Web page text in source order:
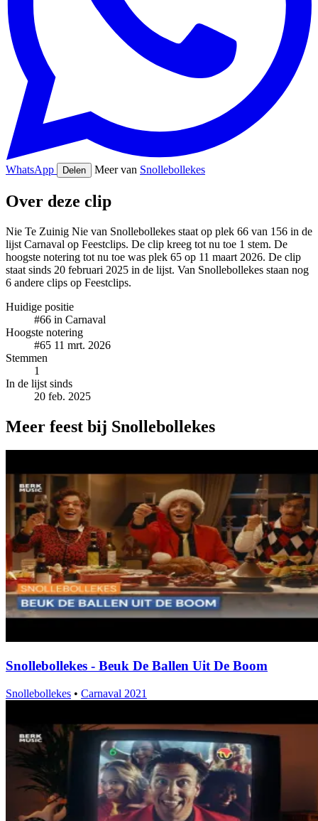
WhatsApp Delen Meer van Snollebollekes
Over deze clip
Nie Te Zuinig Nie van Snollebollekes staat op plek 66 van 156 in de
lijst Carnaval op Feestclips. De clip kreeg tot nu toe 1 stem. De
hoogste notering tot nu toe was plek 65 op 11 maart 2026. De clip
staat sinds 20 februari 2025 in de lijst. Van Snollebollekes staan nog
6 andere clips op Feestclips.
Huidige positie
#66 in Carnaval
Hoogste notering
#65 11 mrt. 2026
Stemmen
1
In de lijst sinds
20 feb. 2025
Meer feest bij Snollebollekes
Snollebollekes - Beuk De Ballen Uit De Boom
Snollebollekes • Carnaval 2021